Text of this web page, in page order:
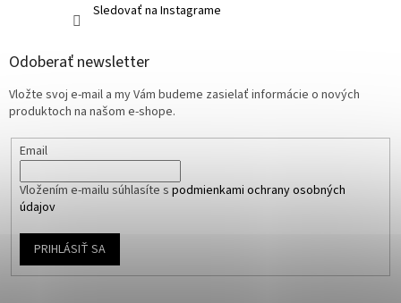
Sledovať na Instagrame
Odoberať newsletter
Vložte svoj e-mail a my Vám budeme zasielať informácie o nových
produktoch na našom e-shope.
Email
Vložením e-mailu súhlasíte s podmienkami ochrany osobných
údajov
PRIHLÁSIŤ SA